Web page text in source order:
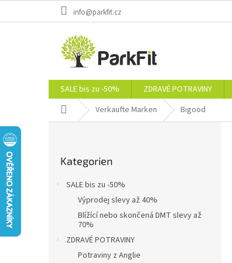
info@parkfit.cz
SALE bis zu -50% ZDRAVÉ POTRAVINY
StartseiteVerkaufte Marken Bigood
überspringen
Kategorien
SALE bis zu -50%
Výprodej slevy až 40%
Blížící nebo skončená DMT slevy až
70%
ZDRAVÉ POTRAVINY
Potraviny z Anglie